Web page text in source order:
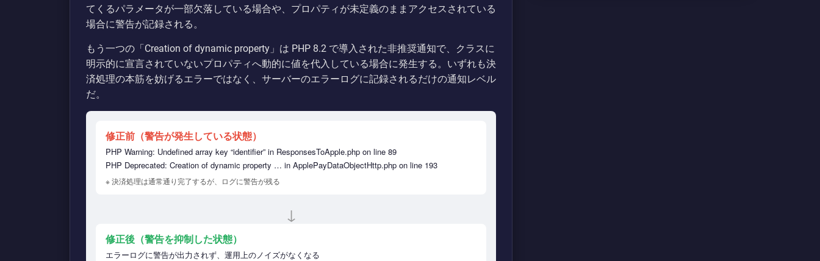
てくるパラメータが一部欠落している場合や、プロパティが未定義のままアクセスされている
場合に警告が記録される。
もう一つの「Creation of dynamic property」は PHP 8.2 で導入された非推奨通知で、クラスに
明示的に宣言されていないプロパティへ動的に値を代入している場合に発生する。いずれも決
済処理の本筋を妨げるエラーではなく、サーバーのエラーログに記録されるだけの通知レベル
だ。
修正前（警告が発生している状態）
PHP Warning: Undefined array key “identifier” in ResponsesToApple.php on line 89
PHP Deprecated: Creation of dynamic property … in ApplePayDataObjectHttp.php on line 193
※ 決済処理は通常通り完了するが、ログに警告が残る
↓
修正後（警告を抑制した状態）
エラーログに警告が出力されず、運用上のノイズがなくなる